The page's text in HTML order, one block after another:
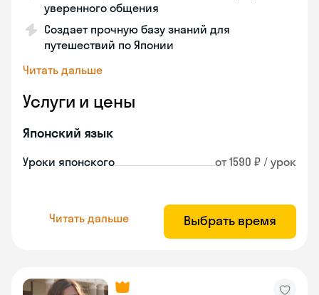
уверенного общения
Создает прочную базу знаний для
путешествий по Японии
Читать дальше
Услуги и цены
Японский язык
Уроки японского от 1590 ₽ / урок
Читать дальше Выбрать время